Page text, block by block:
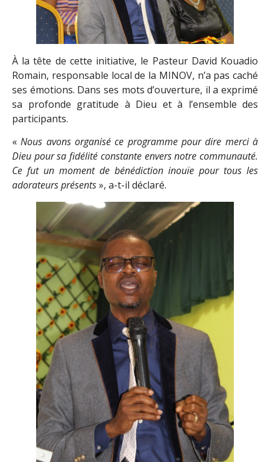
À la tête de cette initiative, le Pasteur David Kouadio
Romain, responsable local de la MINOV, n’a pas caché
ses émotions. Dans ses mots d’ouverture, il a exprimé
sa profonde gratitude à Dieu et à l’ensemble des
participants.
«Nous avons organisé ce programme pour dire merci à
Dieu pour sa fidélité constante envers notre communauté.
Ce fut un moment de bénédiction inouïe pour tous les
adorateurs présents», a-t-il déclaré.